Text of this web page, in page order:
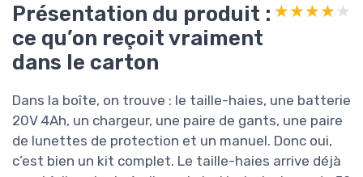
Présentation du produit :
ce qu’on reçoit vraiment
dans le carton
★★★★★
★★★★★
Dans la boîte, on trouve : le taille-haies, une batterie
20V 4Ah, un chargeur, une paire de gants, une paire
de lunettes de protection et un manuel. Donc oui,
c’est bien un kit complet. Le taille-haies arrive déjà